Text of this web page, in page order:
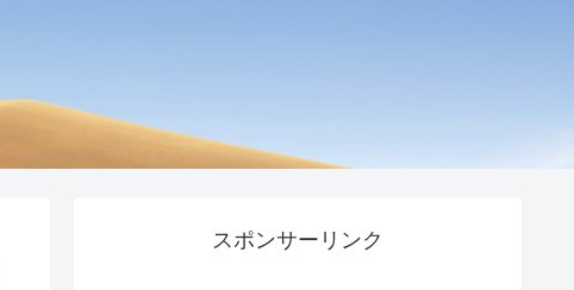
スポンサーリンク